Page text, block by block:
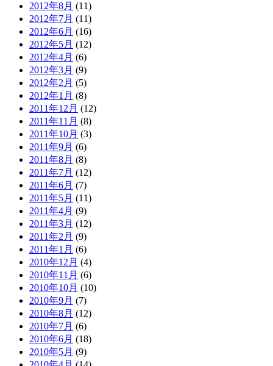
2012年8月 (11)
2012年7月 (11)
2012年6月 (16)
2012年5月 (12)
2012年4月 (6)
2012年3月 (9)
2012年2月 (5)
2012年1月 (8)
2011年12月 (12)
2011年11月 (8)
2011年10月 (3)
2011年9月 (6)
2011年8月 (8)
2011年7月 (12)
2011年6月 (7)
2011年5月 (11)
2011年4月 (9)
2011年3月 (12)
2011年2月 (9)
2011年1月 (6)
2010年12月 (4)
2010年11月 (6)
2010年10月 (10)
2010年9月 (7)
2010年8月 (12)
2010年7月 (6)
2010年6月 (18)
2010年5月 (9)